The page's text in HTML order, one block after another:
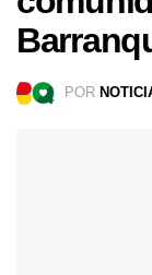
POR